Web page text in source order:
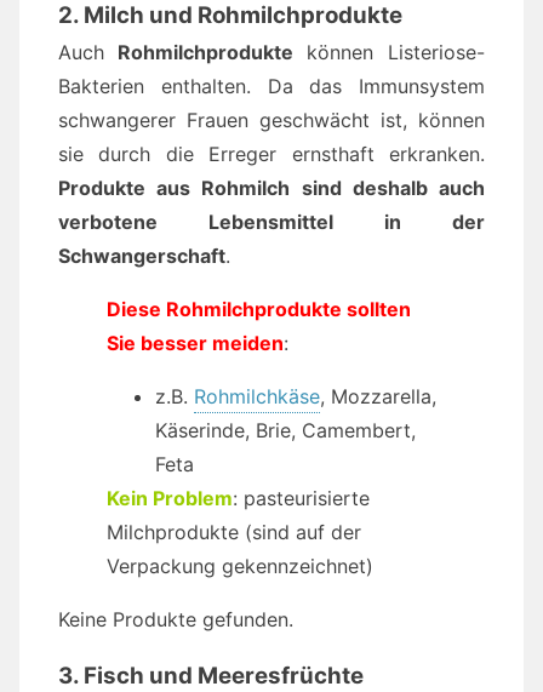
2. Milch und Rohmilchprodukte
Auch Rohmilchprodukte können Listeriose-
Bakterien enthalten. Da das Immunsystem
schwangerer Frauen geschwächt ist, können
sie durch die Erreger ernsthaft erkranken.
Produkte aus Rohmilch sind deshalb auch
verbotene Lebensmittel in der
Schwangerschaft.
Diese Rohmilchprodukte sollten
Sie besser meiden:
z.B. Rohmilchkäse, Mozzarella,
Käserinde, Brie, Camembert,
Feta
Kein Problem: pasteurisierte
Milchprodukte (sind auf der
Verpackung gekennzeichnet)
Keine Produkte gefunden.
3. Fisch und Meeresfrüchte